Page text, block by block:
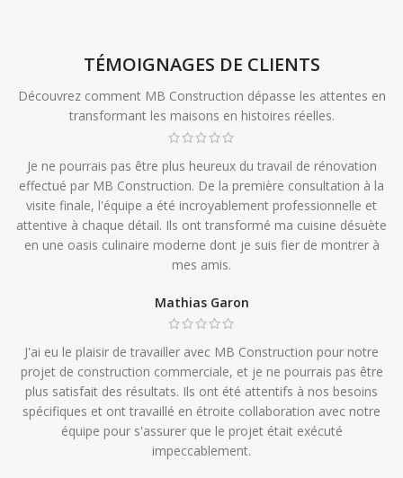
TÉMOIGNAGES DE CLIENTS
Découvrez comment MB Construction dépasse les attentes en
transformant les maisons en histoires réelles.
Je ne pourrais pas être plus heureux du travail de rénovation
effectué par MB Construction. De la première consultation à la
visite finale, l'équipe a été incroyablement professionnelle et
attentive à chaque détail. Ils ont transformé ma cuisine désuète
en une oasis culinaire moderne dont je suis fier de montrer à
mes amis.
Mathias Garon
J'ai eu le plaisir de travailler avec MB Construction pour notre
projet de construction commerciale, et je ne pourrais pas être
plus satisfait des résultats. Ils ont été attentifs à nos besoins
spécifiques et ont travaillé en étroite collaboration avec notre
équipe pour s'assurer que le projet était exécuté
impeccablement.